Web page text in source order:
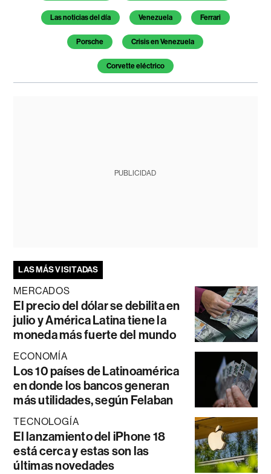
Las noticias del día Venezuela Ferrari
Porsche Crisis en Venezuela
Corvette eléctrico
PUBLICIDAD
LAS MÁS VISITADAS
MERCADOS
El precio del dólar se debilita en
julio y América Latina tiene la
moneda más fuerte del mundo
ECONOMÍA
Los 10 países de Latinoamérica
en donde los bancos generan
más utilidades, según Felaban
TECNOLOGÍA
El lanzamiento del iPhone 18
está cerca y estas son las
últimas novedades